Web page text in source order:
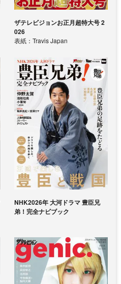
ザテレビジョンお正月超特大号 2
026
表紙：Travis Japan
NHK2026年 大河ドラマ 豊臣兄
弟！完全ナビブック